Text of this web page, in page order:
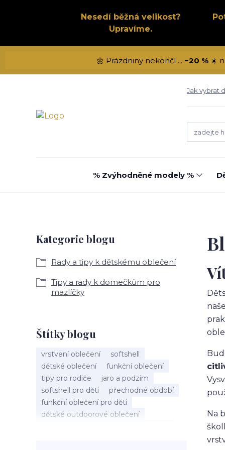
Nesedí běžná velikost?
Upravíme.
🌼 Prázdniny nekončí ... −20 %☀️
Jak vybrat
% Zvýhodněné modely %
Kategorie blogu
Rady a tipy k dětskému oblečení
Tipy a rady k domečkům pro
mazlíčky
Štítky blogu
vrstvení oblečení
softshell
dětské oblečení
funkční oblečení
tipy pro rodiče
jaro a podzim
softshell pro děti
přechodné období
funkční oblečení pro děti
dětské outdoorové oblečení
Na